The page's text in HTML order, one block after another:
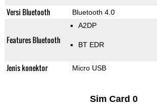
Versi Bluetooth Bluetooth 4.0
Features Bluetooth
A2DP
BT EDR
Jenis konektor Micro USB
Sim Card 0